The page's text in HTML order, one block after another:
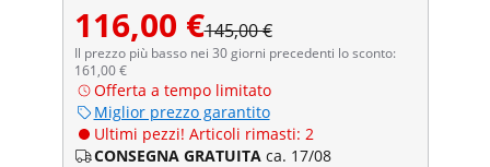
116,00 €145,00 €
Il prezzo più basso nei 30 giorni precedenti lo sconto:
161,00 €
Offerta a tempo limitato
Miglior prezzo garantito
Ultimi pezzi! Articoli rimasti: 2
CONSEGNA GRATUITA ca. 17/08